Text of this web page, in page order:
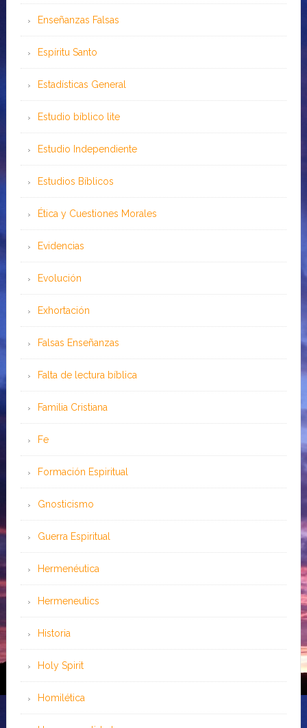
Enseñanzas Falsas
Espíritu Santo
Estadísticas General
Estudio bíblico lite
Estudio Independiente
Estudios Bíblicos
Ética y Cuestiones Morales
Evidencias
Evolución
Exhortación
Falsas Enseñanzas
Falta de lectura bíblica
Familia Cristiana
Fe
Formación Espiritual
Gnosticismo
Guerra Espiritual
Hermenéutica
Hermeneutics
Historia
Holy Spirit
Homilética